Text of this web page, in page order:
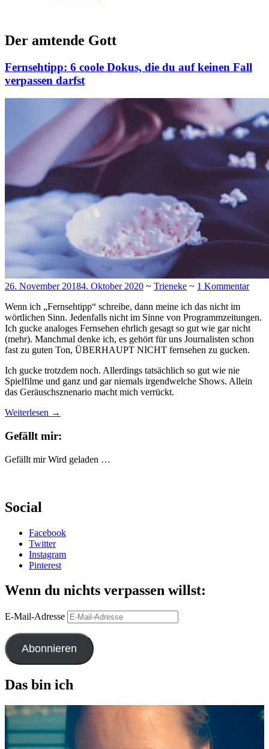
Der amtende Gott
Fernsehtipp: 6 coole Dokus, die du auf keinen Fall
verpassen darfst
26. November 20184. Oktober 2020 ~ Trieneke ~ 1 Kommentar
Wenn ich „Fernsehtipp“ schreibe, dann meine ich das nicht im
wörtlichen Sinn. Jedenfalls nicht im Sinne von Programmzeitungen.
Ich gucke analoges Fernsehen ehrlich gesagt so gut wie gar nicht
(mehr). Manchmal denke ich, es gehört für uns Journalisten schon
fast zu guten Ton, ÜBERHAUPT NICHT fernsehen zu gucken.
Ich gucke trotzdem noch. Allerdings tatsächlich so gut wie nie
Spielfilme und ganz und gar niemals irgendwelche Shows. Allein
das Geräuschsznenario macht mich verrückt.
Weiterlesen →
Gefällt mir:
Gefällt mir Wird geladen …
Social
Facebook
Twitter
Instagram
Pinterest
Wenn du nichts verpassen willst:
E-Mail-Adresse
Abonnieren
Das bin ich